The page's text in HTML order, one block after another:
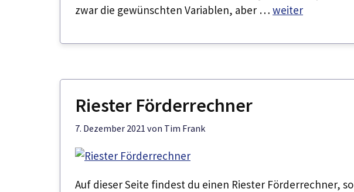
zwar die gewünschten Variablen, aber … weiter
Riester Förderrechner
7. Dezember 2021 von Tim Frank
Auf dieser Seite findest du einen Riester Förderrechner,